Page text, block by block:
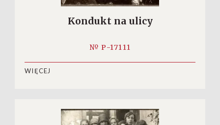
Kondukt na ulicy
№ P-17111
WIĘCEJ